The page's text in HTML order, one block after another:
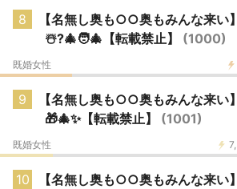
8
【名無し奥も○○奥もみんな来い
☃️?🎄🧑‍🎄【転載禁止】 (1000)
既婚女性
9
【名無し奥も○○奥もみんな来い
🎁🎄✨【転載禁止】 (1001)
既婚女性
10
【名無し奥も○○奥もみんな来い